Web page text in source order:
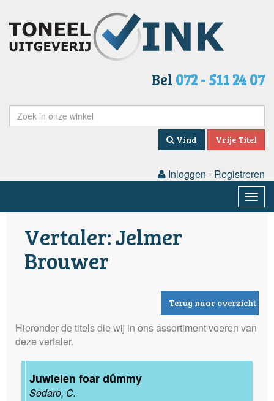
Bel 072 - 511 24 07
Vind Vrije Titel
Inloggen - Registreren
Vertaler: Jelmer
Brouwer
Terug naar overzicht
Hieronder de titels die wij in ons assortiment voeren van
deze vertaler.
Juwielen foar dûmmy
Sodaro, C.